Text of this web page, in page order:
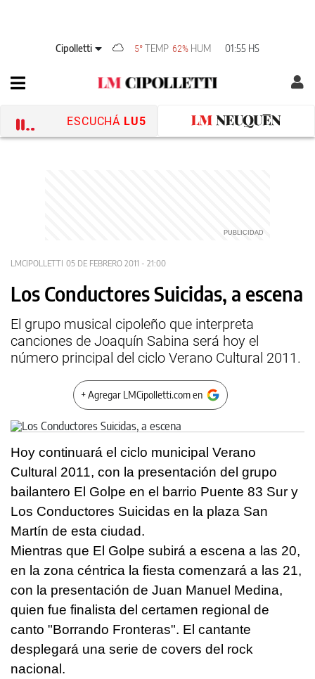
Cipolletti 5°TEMP 62% HUM 01:55 HS
ESCUCHÁ LU5
LMCIPOLLETTI 05 DE FEBRERO 2011 - 21:00
Los Conductores Suicidas, a escena
El grupo musical cipoleño que interpreta
canciones de Joaquín Sabina será hoy el
número principal del ciclo Verano Cultural 2011.
+ Agregar LMCipolletti.com en
Hoy continuará el ciclo municipal Verano
Cultural 2011, con la presentación del grupo
bailantero El Golpe en el barrio Puente 83 Sur y
Los Conductores Suicidas en la plaza San
Martín de esta ciudad.
Mientras que El Golpe subirá a escena a las 20,
en la zona céntrica la fiesta comenzará a las 21,
con la presentación de Juan Manuel Medina,
quien fue finalista del certamen regional de
canto "Borrando Fronteras". El cantante
desplegará una serie de covers del rock
nacional.